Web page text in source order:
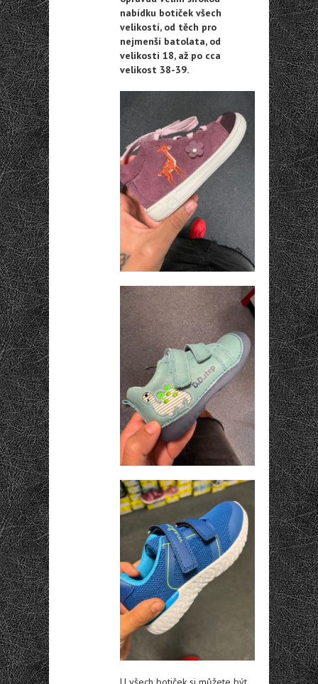
nabídku botiček všech
velikostí, od těch pro
nejmenší batolata, od
velikosti 18, až po cca
velikost 38-39.